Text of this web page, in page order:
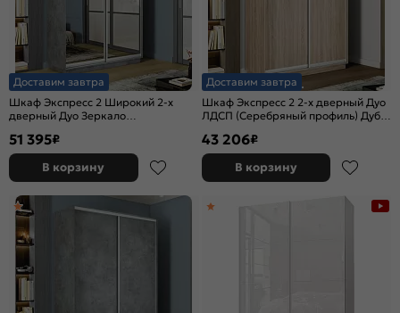
Доставим завтра
Шкаф Экспресс 2 Широкий 2-х
дверный Дуо Зеркало
1800*2400*600
51 395₽
В корзину
Доставим завтра
Шкаф Экспресс 2 2-х дверный Дуо
ЛДСП (Серебряный профиль) Дуб
43 206₽
В корзину